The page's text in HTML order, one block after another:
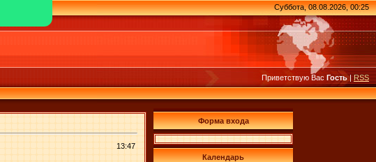
Суббота, 08.08.2026, 00:25
Приветствую Вас Гость|RSS
13:47
Форма входа
Календарь